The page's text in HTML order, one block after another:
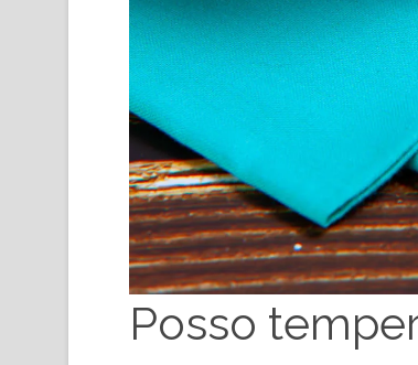
Posso